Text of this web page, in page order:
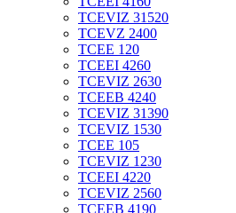
TCEVIZ 31520
TCEVZ 2400
TCEE 120
TCEEI 4260
TCEVIZ 2630
TCEEB 4240
TCEVIZ 31390
TCEVIZ 1530
TCEE 105
TCEVIZ 1230
TCEEI 4220
TCEVIZ 2560
TCEEB 4190